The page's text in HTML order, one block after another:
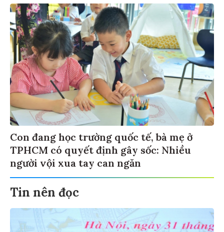
Con đang học trường quốc tế, bà mẹ ở
TPHCM có quyết định gây sốc: Nhiều
người vội xua tay can ngăn
Tin nên đọc